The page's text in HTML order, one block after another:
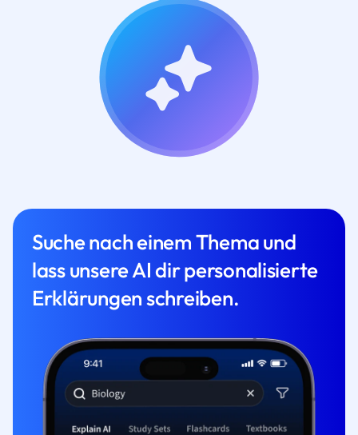
Suche nach einem Thema und
lass unsere AI dir personalisierte
Erklärungen schreiben.